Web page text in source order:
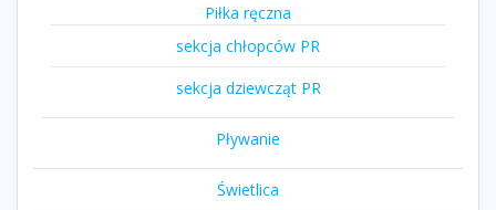
Piłka ręczna
sekcja chłopców PR
sekcja dziewcząt PR
Pływanie
Świetlica